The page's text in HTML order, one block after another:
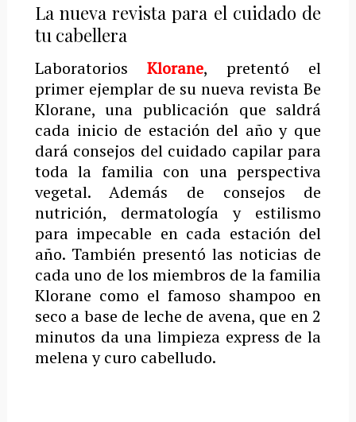
La nueva revista para el cuidado de
tu cabellera
Laboratorios Klorane, pretentó el
primer ejemplar de su nueva revista Be
Klorane, una publicación que saldrá
cada inicio de estación del año y que
dará consejos del cuidado capilar para
toda la familia con una perspectiva
vegetal. Además de consejos de
nutrición, dermatología y estilismo
para impecable en cada estación del
año. También presentó las noticias de
cada uno de los miembros de la familia
Klorane como el famoso shampoo en
seco a base de leche de avena, que en 2
minutos da una limpieza express de la
melena y curo cabelludo.